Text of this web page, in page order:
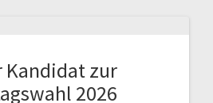
Kandidat zur
2026